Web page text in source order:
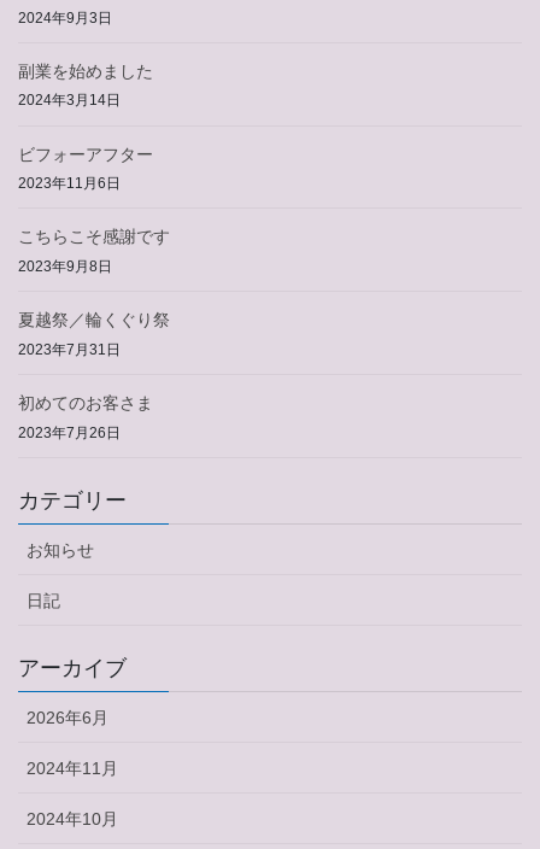
2024年9月3日
副業を始めました
2024年3月14日
ビフォーアフター
2023年11月6日
こちらこそ感謝です
2023年9月8日
夏越祭／輪くぐり祭
2023年7月31日
初めてのお客さま
2023年7月26日
カテゴリー
お知らせ
日記
アーカイブ
2026年6月
2024年11月
2024年10月